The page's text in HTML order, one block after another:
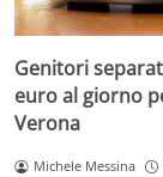
Genitori
euro al giorno
Verona
Michele Messina